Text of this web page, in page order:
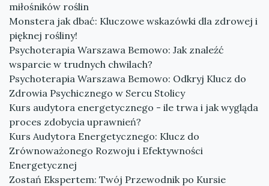
miłośników roślin
Monstera jak dbać: Kluczowe wskazówki dla zdrowej i
pięknej rośliny!
Psychoterapia Warszawa Bemowo: Jak znaleźć
wsparcie w trudnych chwilach?
Psychoterapia Warszawa Bemowo: Odkryj Klucz do
Zdrowia Psychicznego w Sercu Stolicy
Kurs audytora energetycznego - ile trwa i jak wygląda
proces zdobycia uprawnień?
Kurs Audytora Energetycznego: Klucz do
Zrównoważonego Rozwoju i Efektywności
Energetycznej
Zostań Ekspertem: Twój Przewodnik po Kursie